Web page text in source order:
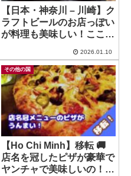
【日本・神奈川 – 川崎】ク
ラフトビールのお店っぽい
が料理も美味しい！ここの
酒醸造所
2026.01.10
その他の国
【Ho Chi Minh】移転 🚚
店名を冠したピザが豪華で
ヤンチャで美味しいの！~